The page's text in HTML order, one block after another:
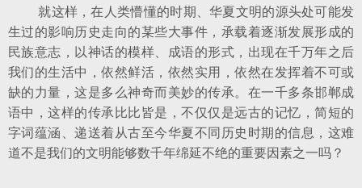
就这样，在人类懵懂的时期、华夏文明的源头处可能发
生过的影响历史走向的某些大事件，承载着逐渐发展形成的
民族意志，以神话的模样、成语的形式，出现在千万年之后
我们的生活中，依然鲜活，依然实用，依然在发挥着不可或
缺的力量，这是多么神奇而美妙的传承。在一千多条邯郸成
语中，这样的传承比比皆是，不仅仅是远古的记忆，简短的
字词蕴涵、递送着从古至今华夏不同历史时期的信息，这难
道不是我们的文明能够数千年绵延不绝的重要因素之一吗？